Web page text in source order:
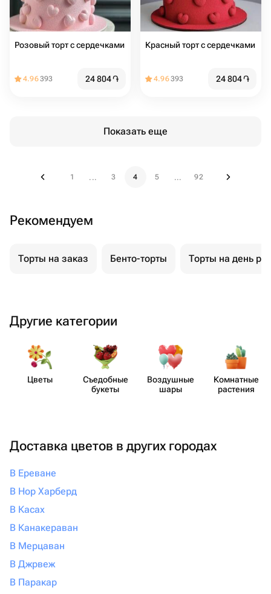
Розовый торт с сердечками
4.96393 24 804֏
Красный торт с сердечками
4.96393 24 804֏
Показать еще
1 ... 3 4 5 ... 92
Рекомендуем
Торты на заказ Бенто-торты Торты на день
Другие категории
Цветы
Съедобные
букеты
Воздушные
шары
Комнатные
растения
Доставка цветов в других городах
В Ереване
В Нор Харберд
В Касах
В Канакераван
В Мерцаван
В Джрвеж
В Паракар